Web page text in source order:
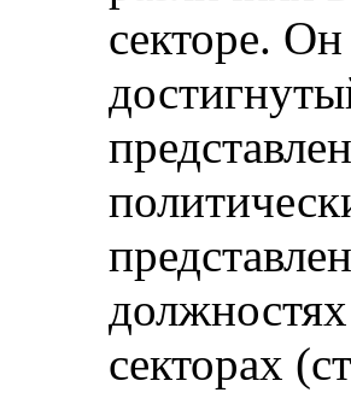
секторе.
секторах